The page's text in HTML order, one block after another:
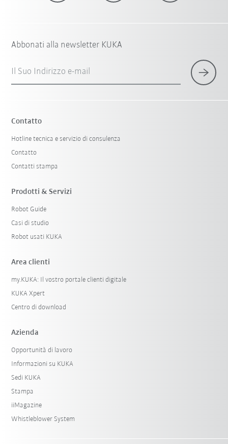
Abbonati alla newsletter KUKA
Il Suo Indirizzo e-mail
Contatto
Hotline tecnica e servizio di consulenza
Contatto
Contatti stampa
Prodotti & Servizi
Robot Guide
Casi di studio
Robot usati KUKA
Area clienti
my.KUKA: Il vostro portale clienti digitale
KUKA Xpert
Centro di download
Azienda
Opportunità di lavoro
Informazioni su KUKA
Sedi KUKA
Stampa
iiMagazine
Whistleblower System